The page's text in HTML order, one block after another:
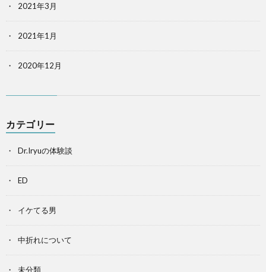
2021年3月
2021年1月
2020年12月
カテゴリー
Dr.Iryuの体験談
ED
イケてる男
中折れについて
未分類